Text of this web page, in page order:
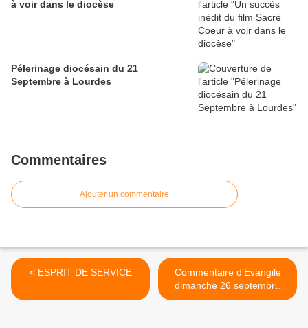
à voir dans le diocèse
Pélerinage diocésain du 21
Septembre à Lourdes
Commentaires
Ajouter un commentaire
< ESPRIT DE SERVICE
Commentaire d’Évangile
dimanche 26 septembre
2021 >